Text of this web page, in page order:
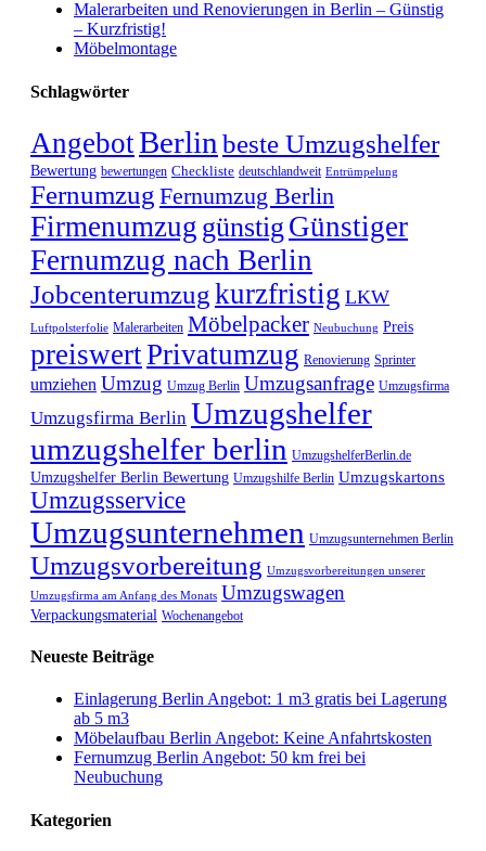
Malerarbeiten und Renovierungen in Berlin – Günstig
– Kurzfristig!
Möbelmontage
Schlagwörter
AngebotBerlin beste Umzugshelfer
Bewertung bewertungen Checkliste deutschlandweit Entrümpelung
Fernumzug Fernumzug Berlin
Firmenumzug günstig Günstiger
Fernumzug nach Berlin
Jobcenterumzugkurzfristig LKW
Luftpolsterfolie Malerarbeiten Möbelpacker Neubuchung Preis
preiswertPrivatumzug Renovierung Sprinter
umziehen Umzug Umzug Berlin Umzugsanfrage Umzugsfirma
Umzugsfirma Berlin Umzugshelfer
umzugshelfer berlin UmzugshelferBerlin.de
Umzugshelfer Berlin Bewertung Umzugshilfe Berlin Umzugskartons
Umzugsservice
Umzugsunternehmen Umzugsunternehmen Berlin
Umzugsvorbereitung Umzugsvorbereitungen unserer
Umzugsfirma am Anfang des Monats Umzugswagen
Verpackungsmaterial Wochenangebot
Neueste Beiträge
Einlagerung Berlin Angebot: 1 m3 gratis bei Lagerung
ab 5 m3
Möbelaufbau Berlin Angebot: Keine Anfahrtskosten
Fernumzug Berlin Angebot: 50 km frei bei
Neubuchung
Kategorien